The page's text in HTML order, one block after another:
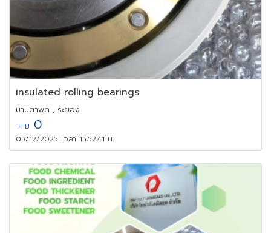
insulated rolling bearings
มาบตาพุด , ระยอง
THB 0
05/12/2025 เวลา 15:52:41 น.